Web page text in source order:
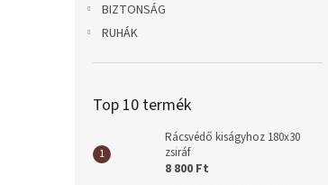
BIZTONSÁG
RUHÁK
Top 10 termék
Rácsvédő kiságyhoz 180x30
zsiráf
8 800 Ft